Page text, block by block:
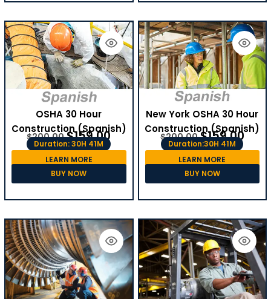
OSHA 30 Hour
Construction (Spanish)
$200.00 $159.00
Duration: 30H 41M
LEARN MORE
BUY NOW
New York OSHA 30 Hour
Construction (Spanish)
$200.00 $159.00
Duration:30H 41M
LEARN MORE
BUY NOW